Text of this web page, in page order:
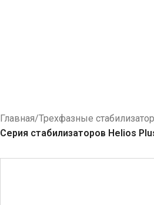
Главная Трехфазные
Серия стабилизаторов Helios